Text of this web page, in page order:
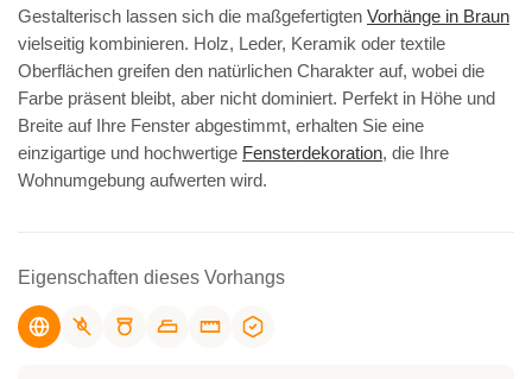
Gestalterisch lassen sich die maßgefertigten Vorhänge in Braun
vielseitig kombinieren. Holz, Leder, Keramik oder textile
Oberflächen greifen den natürlichen Charakter auf, wobei die
Farbe präsent bleibt, aber nicht dominiert. Perfekt in Höhe und
Breite auf Ihre Fenster abgestimmt, erhalten Sie eine
einzigartige und hochwertige Fensterdekoration, die Ihre
Wohnumgebung aufwerten wird.
Eigenschaften dieses Vorhangs